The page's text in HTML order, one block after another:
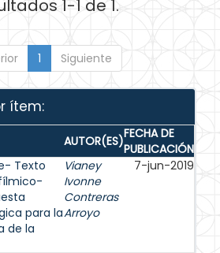
1-1 de 1.
1 Siguiente
ítem:
AUTOR(ES)FECHA DE
PUBLICACIÓN
Texto
para la
de la
Vianey
Ivonne
Contreras
Arroyo
7-jun-2019